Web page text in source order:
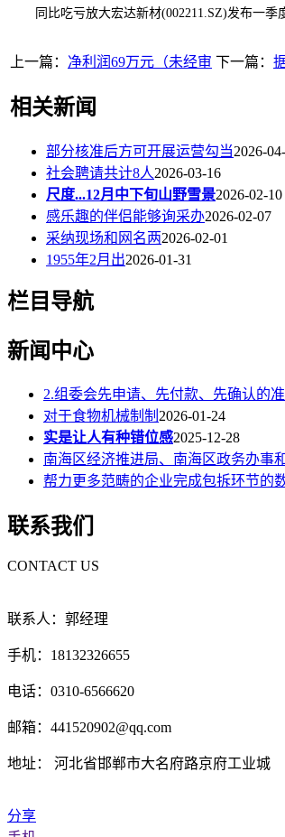
同比吃亏放大宏达新材(002211.SZ)发布一季度
上一篇： 净利润69万元（未经审 下一篇：
相关新闻
部分核准后方可开展运营勾当2026-
社会聘请共计8人2026-03-16
尺度...12月中下旬山野雪景2026-02-10
感乐趣的伴侣能够询采办2026-02-07
采纳现场和网名两2026-02-01
1955年2月出2026-01-31
栏目导航
新闻中心
2.组委会先申请、先付款、先确认的
对于食物机械制制 2026-01-24
实是让人有种错位感2025-12-28
南海区经济推进局、南海区政务办事
帮力更多范畴的企业完成包拆环节的
联系我们
CONTACT US
联系人：郭经理
手机：18132326655
电话：0310-6566620
邮箱：441520902@qq.com
地址： 河北省邯郸市大名府路京府工业城
分享